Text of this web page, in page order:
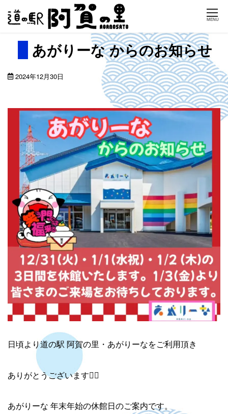
Skip
content
MENU
あがりーな からのお知らせ
2024年12月30日
日頃より道の駅 阿賀の里・あがりーなをご利用頂き
ありがとうございます🙇‍♀️
あがりーな 年末年始の休館日のご案内です。